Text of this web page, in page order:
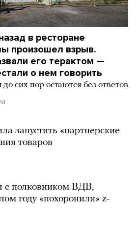
в ресторане
произошел взрыв.
его терактом —
о нем говорить
сих пор остаются без ответов
запустить «партнерские
товаров
с полковником ВДВ,
году «похоронили» z-